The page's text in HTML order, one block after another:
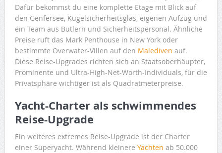
Dafür bekommst du eine komplette Etage mit Blick auf
den Genfersee, Kugelsicherheitsglas, eigenen Aufzug und
ein Team aus Butlern und Sicherheitspersonal. Ähnliche
Preise ruft das Mark Penthouse in New York oder
bestimmte Overwater-Villen auf den Malediven auf.
Diese Reise-Upgrades richten sich an Staatsoberhäupter,
Prominente und Ultra-High-Net-Worth-Individuals, für die
Privatsphäre wichtiger ist als Quadratmeterpreise.
Yacht-Charter als schwimmendes
Reise-Upgrade
Ein weiteres extremes Reise-Upgrade ist der Charter
einer Superyacht. Während kleinere Yachten ab 50.000